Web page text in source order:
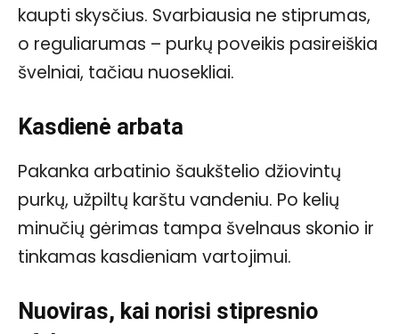
kaupti skysčius. Svarbiausia ne stiprumas,
o reguliarumas – purkų poveikis pasireiškia
švelniai, tačiau nuosekliai.
Kasdienė arbata
Pakanka arbatinio šaukštelio džiovintų
purkų, užpiltų karštu vandeniu. Po kelių
minučių gėrimas tampa švelnaus skonio ir
tinkamas kasdieniam vartojimui.
Nuoviras, kai norisi stipresnio